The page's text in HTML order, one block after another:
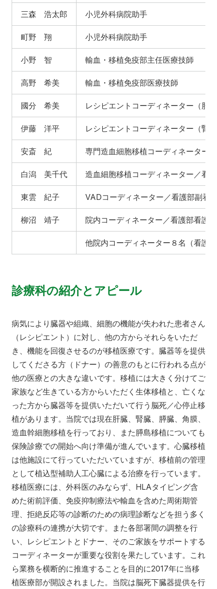
三森 浩太郎 小児外科病院助手
町野 翔 小児外科病院助手
小野 智 輸血・移植免疫部主任医療技師
高野 希美 輸血・移植免疫部医療技師
國分 希美 レシピエントコーディネーター（肝
伊藤 洋平 レシピエントコーディネーター（腎
安斎 紀 専門造血細胞移植コーディネーター
白潟 美千代 造血細胞移植コーディネーター／看
東雲 紀子 VADコーディネーター／看護部副看
柳沼 靖子 院内コーディネーター／看護部看護
他院内コーディネーター８名（看護
診療科の紹介とアピール
病気により臓器や組織、細胞の機能が失われた患者さん
（レシピエント）に対し、他の方からそれらをいただ
き、機能を回復させるのが移植医療です。臓器等を提供
してくださる方（ドナー）の善意のもとに行われる点が
他の医療との大きな違いです。移植には大きく分けてご
家族など生きている方からいただく生体移植と、亡くな
った方から臓器等を提供いただいて行う脳死／心停止移
植があります。当院では現在肝臓、腎臓、膵臓、角膜、
造血幹細胞移植を行っており、また膵島移植についても
保険診療での開始へ向け準備が進んでいます。心臓移植
は他施設にて行っていただいていますが、移植前の管理
として植込型補助人工心臓による治療を行っています。
移植医療には、外科医のみならず、HLAタイピング含
めた術前評価、免疫抑制療法や輸血を含めた周術期管
理、拒絶反応等の診断のための病理診断などを担う多く
の診療科の連携が大切です。また各部署間の調整を行
い、レシピエントとドナー、そのご家族をサポートする
コーディネーターが重要な役割を果たしています。これ
ら業務を横断的に推進することを目的に2017年に当移
植医療部が開設されました。当院は脳死下臓器提供を行